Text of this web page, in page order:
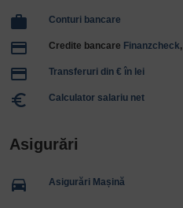
work Conturi bancare
payment Credite bancare Finanzcheck,
payment Transferuri din € în lei
euro_symbol Calculator salariu net
Asigurări
directions_car Asigurări Mașină